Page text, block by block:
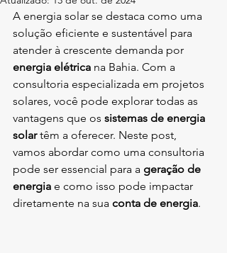
A energia solar se destaca como uma
solução eficiente e sustentável para
atender à crescente demanda por
energia elétrica na Bahia. Com a
consultoria especializada em projetos
solares, você pode explorar todas as
vantagens que os sistemas de energia
solar têm a oferecer. Neste post,
vamos abordar como uma consultoria
pode ser essencial para a geração de
energia e como isso pode impactar
diretamente na sua conta de energia.